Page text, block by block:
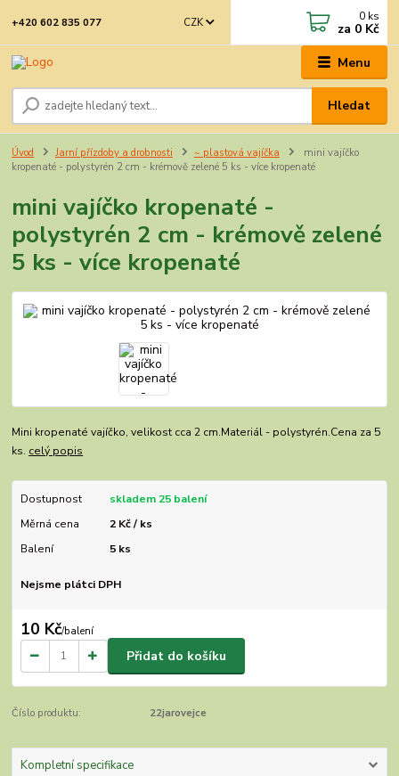
Menu
CZK
Hledat
+420 602 835 077 0 ks
za 0 Kč
Úvod Jarní přízdoby a drobnosti ~ plastová vajíčka
mini vajíčko
kropenaté - polystyrén 2 cm - krémově zelené 5 ks - více kropenaté
mini vajíčko kropenaté -
polystyrén 2 cm - krémově zelené
5 ks - více kropenaté
Mini kropenaté vajíčko, velikost cca 2 cm.Materiál - polystyrén.Cena za 5
ks. celý popis
Dostupnost
skladem 25 balení
Měrná cena
2 Kč / ks
Balení
5 ks
Nejsme plátci DPH
10 Kč/balení
Přidat do košíku
Číslo produktu: 22jarovejce
Kompletní specifikace